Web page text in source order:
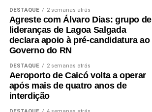
DESTAQUE 2 semanas atrás
Agreste com Álvaro Dias: grupo de
lideranças de Lagoa Salgada
declara apoio à pré-candidatura ao
Governo do RN
DESTAQUE 2 semanas atrás
Aeroporto de Caicó volta a operar
após mais de quatro anos de
interdição